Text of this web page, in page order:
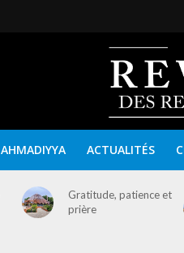
AHMADIYYA ACTUALITÉS
Gratitude, patience et
prière